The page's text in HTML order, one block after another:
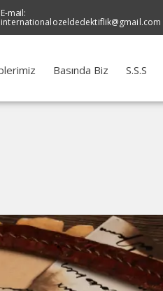
E-mail:
internationalozeldedektiflik@gmail.com
Basında Biz S.S.S